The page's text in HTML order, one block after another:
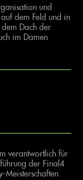
und
dem Feld und in
Dach der
im Damen
verantwortlich für
der Final4
Meisterschaften.